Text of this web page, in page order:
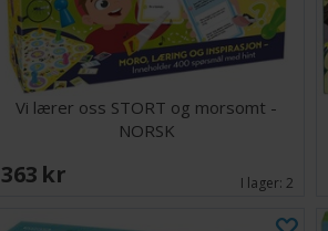
Vi lærer oss STORT og morsomt -
NORSK
363 SEK I lager:2